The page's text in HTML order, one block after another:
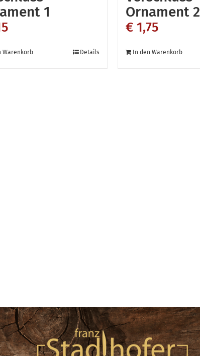
1
Warenkorb Details
Ornament 2
€ 1,75
In den Warenkorb